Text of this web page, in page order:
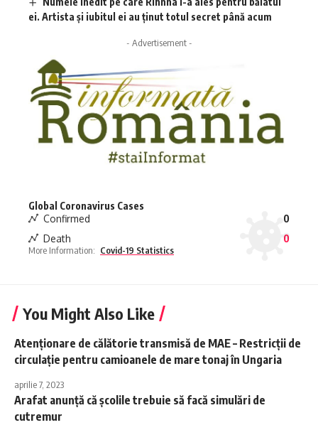
ei. Artista și iubitul ei au ținut totul secret până acum
- Advertisement -
Global Coronavirus Cases
Confirmed
0
Death
0
More Information: Covid-19 Statistics
You Might Also Like
Atenţionare de călătorie transmisă de MAE – Restricţii de
circulaţie pentru camioanele de mare tonaj în Ungaria
aprilie 7, 2023
Arafat anunță că școlile trebuie să facă simulări de
cutremur